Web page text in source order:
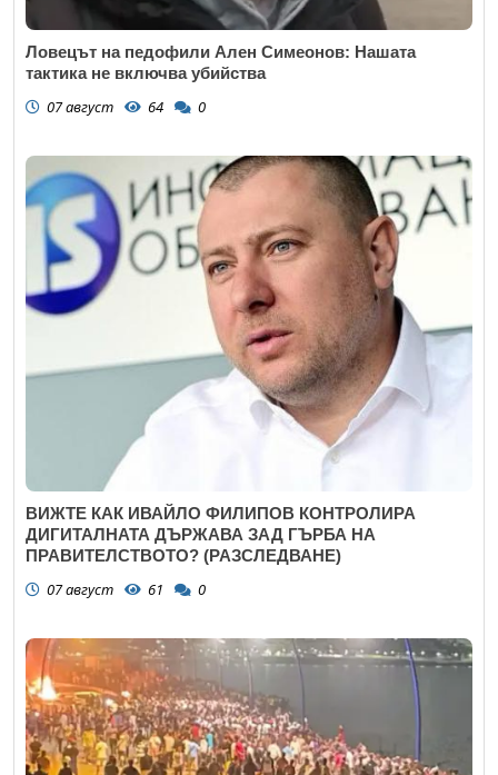
Ловецът на педофили Ален Симеонов: Нашата
тактика не включва убийства
07 август 64 0
ВИЖТЕ КАК ИВАЙЛО ФИЛИПОВ КОНТРОЛИРА
ДИГИТАЛНАТА ДЪРЖАВА ЗАД ГЪРБА НА
ПРАВИТЕЛСТВОТО? (РАЗСЛЕДВАНЕ)
07 август 61 0